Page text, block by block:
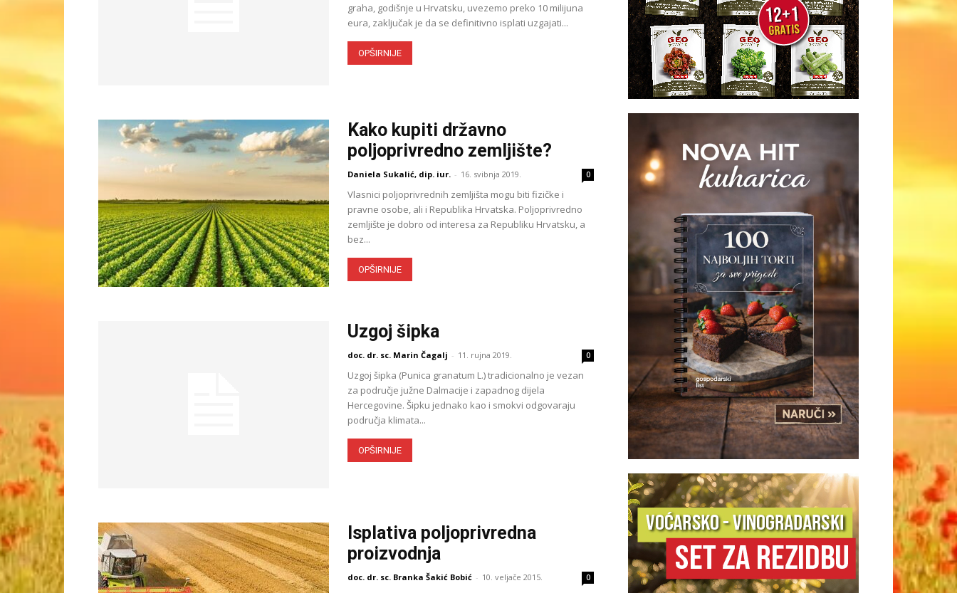
graha, godišnje u Hrvatsku, uvezemo preko 10 milijuna
eura, zaključak je da se definitivno isplati uzgajati...
OPŠIRNIJE
Kako kupiti državno
poljoprivredno zemljište?
Daniela Sukalić, dip. iur. - 16. svibnja 2019. 0
Vlasnici poljoprivrednih zemljišta mogu biti fizičke i
pravne osobe, ali i Republika Hrvatska. Poljoprivredno
zemljište je dobro od interesa za Republiku Hrvatsku, a
bez...
OPŠIRNIJE
Uzgoj šipka
doc. dr. sc. Marin Čagalj - 11. rujna 2019. 0
Uzgoj šipka (Punica granatum L.) tradicionalno je vezan
za područje južne Dalmacije i zapadnog dijela
Hercegovine. Šipku jednako kao i smokvi odgovaraju
područja klimata...
OPŠIRNIJE
Isplativa poljoprivredna
proizvodnja
doc. dr. sc. Branka Šakić Bobić - 10. veljače 2015. 0